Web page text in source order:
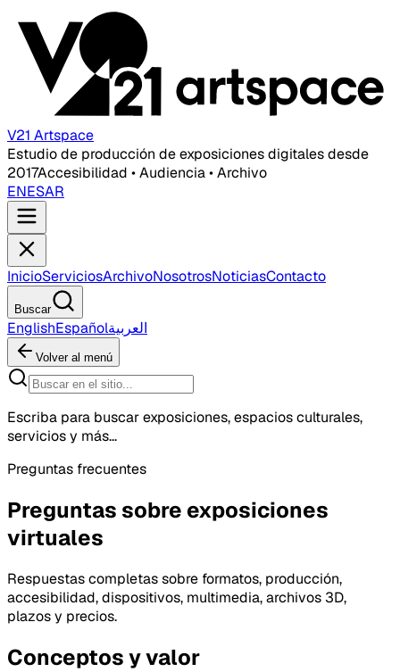
V21 Artspace
Estudio de producción de exposiciones digitales desde
2017Accesibilidad • Audiencia • Archivo
ENESAR
InicioServiciosArchivoNosotrosNoticiasContacto
Buscar
EnglishEspañolالعربية
Volver al menú
Escriba para buscar exposiciones, espacios culturales,
servicios y más...
Preguntas frecuentes
Preguntas sobre exposiciones
virtuales
Respuestas completas sobre formatos, producción,
accesibilidad, dispositivos, multimedia, archivos 3D,
plazos y precios.
Conceptos y valor